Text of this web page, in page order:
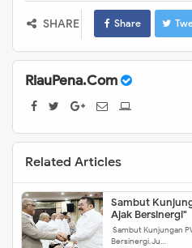
SHARE Share
RiauPena.Com
Related Articles
Sambut
Ajak Bersinergi"
Sambut Kunjungan
Bersinergi. Ju…